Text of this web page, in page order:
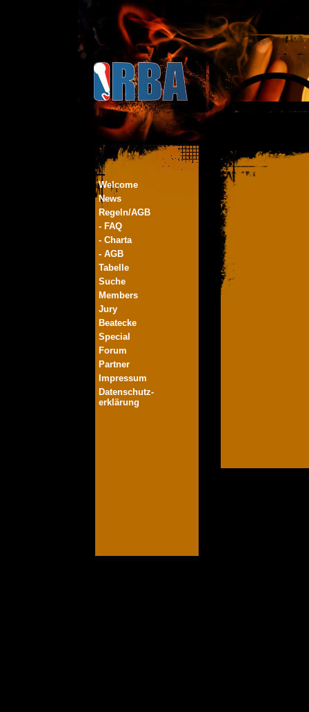
Welcome
News
Regeln/AGB
- FAQ
- Charta
- AGB
Tabelle
Suche
Members
Jury
Beatecke
Special
Forum
Partner
Impressum
Datenschutz-
erklärung